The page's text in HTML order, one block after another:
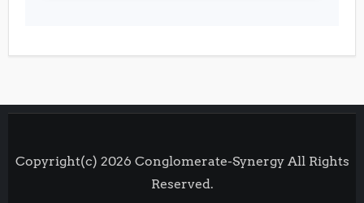
Copyright(c) 2026 Conglomerate-Synergy All Rights
Reserved.